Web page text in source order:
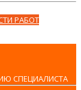
РАБОТ
СПЕЦИАЛИСТА